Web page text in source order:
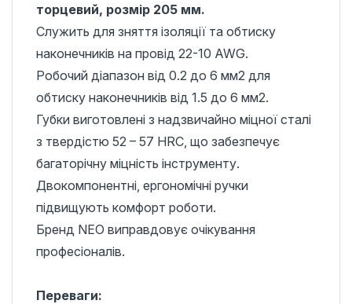
торцевий, розмір 205 мм.
Служить для зняття ізоляції та обтиску
наконечників на провід 22-10 AWG.
Робочий діапазон від 0.2 до 6 мм2 для
обтиску наконечників від 1.5 до 6 мм2.
Губки виготовлені з надзвичайно міцної сталі
з твердістю 52 – 57 HRC, що забезпечує
багаторічну міцність інструменту.
Двокомпонентні, ергономічні ручки
підвищують комфорт роботи.
Бренд NEO виправдовує очікування
професіоналів.
Переваги: